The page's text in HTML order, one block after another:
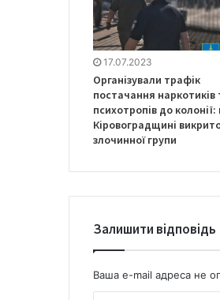
17.07.2023
Організували трафік
постачання наркотиків
психотропів до колонії:
Кіровоградщині
злочинної групи
Залишити відповідь
Ваша e-mail адреса не